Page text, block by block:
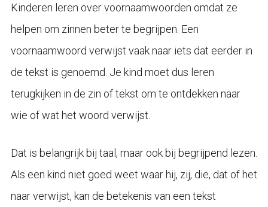
Kinderen leren over voornaamwoorden omdat ze
helpen om zinnen beter te begrijpen. Een
voornaamwoord verwijst vaak naar iets dat eerder in
de tekst is genoemd. Je kind moet dus leren
terugkijken in de zin of tekst om te ontdekken naar
wie of wat het woord verwijst.
Dat is belangrijk bij taal, maar ook bij begrijpend lezen.
Als een kind niet goed weet waar hij, zij, die, dat of het
naar verwijst, kan de betekenis van een tekst